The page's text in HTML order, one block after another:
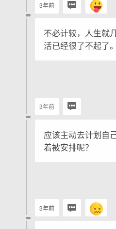
3年前
不必计较，人生就
活已经很了不起了。
3年前
应该主动去计划自
着被安排呢？
3年前